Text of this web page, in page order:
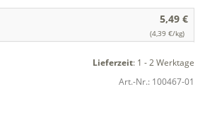
5,49 €
(4,39 €/kg)
Lieferzeit: 1 - 2 Werktage
Art.-Nr.: 100467-01